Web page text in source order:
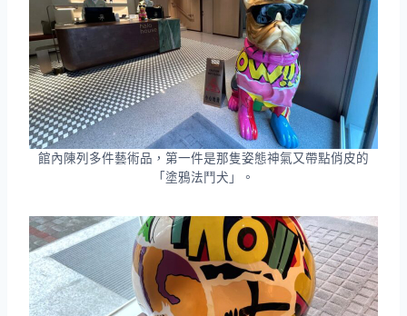
館內陳列多件藝術品，第一件是那隻姿態神氣又帶點俏皮的
「塗鴉法鬥犬」。